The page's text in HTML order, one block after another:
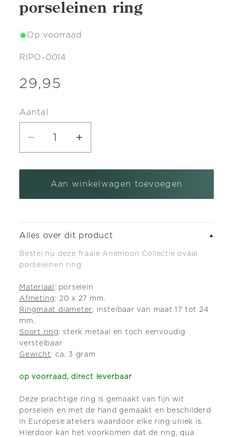
porseleinen ring
Op voorraad
SKU:
RIPO-0014
Normale
29,95
Aantal
Aantal
voor
Anemoon
Collectie
porseleinen
Aantal
voor
Anemoon
Collectie
porseleinen
Aan winkelwagen toevoegen
Alles over dit product ▼
Bestel nu deze fraaie Anemoon Collectie ovaal
porseleinen ring
Materiaal : porselein
Afmeting : 20 x 27 mm.
Ringmaat diameter : instelbaar van maat 17 tot 24
mm.
Soort ring : sterk metaal en toch eenvoudig
verstelbaar
Gewicht: ca. 3 gram
op voorraad, direct leverbaar
Deze prachtige ring is gemaakt van fijn wit
porselein en met de hand gemaakt en beschilderd
in Europese ateliers waardoor elke ring uniek is.
Hierdoor kan het voorkomen dat de ring, qua